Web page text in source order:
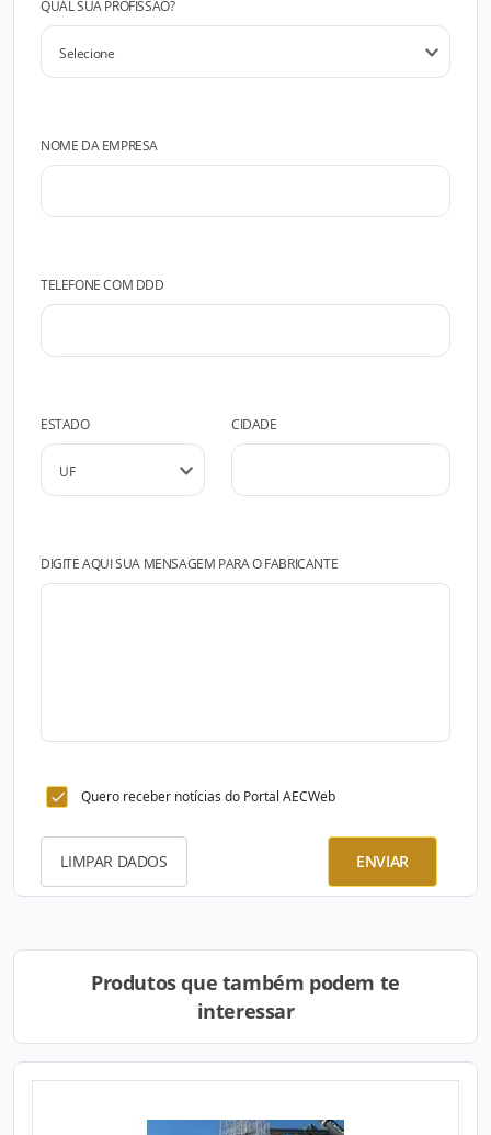
QUAL SUA PROFISSÃO?
NOME DA EMPRESA
TELEFONE COM DDD
ESTADO CIDADE
DIGITE AQUI SUA MENSAGEM PARA O FABRICANTE
Quero receber notícias do Portal AECWeb
LIMPAR DADOS ENVIAR
Produtos que também podem te
interessar